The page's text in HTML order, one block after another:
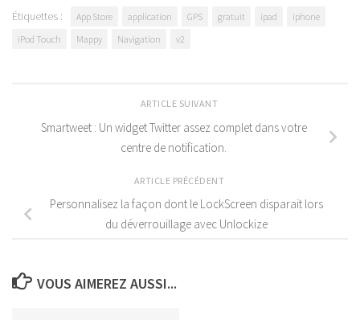
Étiquettes : App Store application GPS gratuit ipad
iphone
iPod Touch
Mappy Navigation v2
ARTICLE SUIVANT
Smartweet : Un widget Twitter assez complet dans votre
centre de notification.
ARTICLE PRÉCÉDENT
Personnalisez la façon dont le LockScreen disparait lors
du déverrouillage avec Unlockize
VOUS AIMEREZ AUSSI...